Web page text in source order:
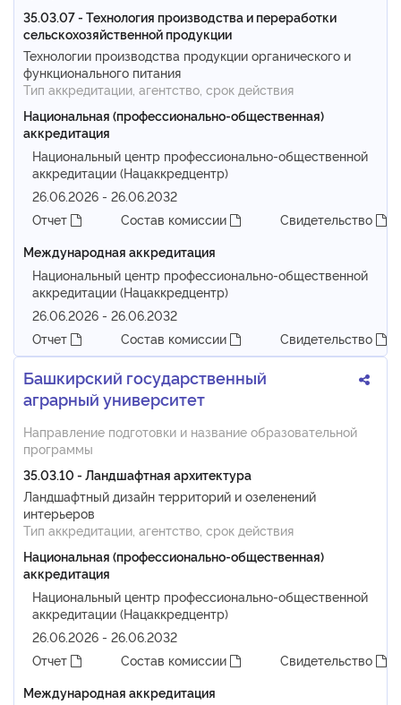
35.03.07 - Технология производства и переработки
сельскохозяйственной продукции
Технологии производства продукции органического и
функционального питания
Тип аккредитации, агентство, срок действия
Национальная (профессионально-общественная)
аккредитация
Национальный центр профессионально-общественной
аккредитации (Нацаккредцентр)
26.06.2026 - 26.06.2032
Отчет
Состав комиссии
Свидетельство
Международная аккредитация
Национальный центр профессионально-общественной
аккредитации (Нацаккредцентр)
26.06.2026 - 26.06.2032
Отчет
Состав комиссии Свидетельство
Башкирский государственный
аграрный университет
Направление подготовки и название образовательной
программы
35.03.10 - Ландшафтная архитектура
Ландшафтный дизайн территорий и озеленений
интерьеров
Тип аккредитации, агентство, срок действия
Национальная (профессионально-общественная)
аккредитация
Национальный центр профессионально-общественной
аккредитации (Нацаккредцентр)
26.06.2026 - 26.06.2032
Отчет
Состав комиссии
Свидетельство
Международная аккредитация